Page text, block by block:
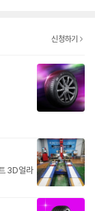
신청하기
3D얼라